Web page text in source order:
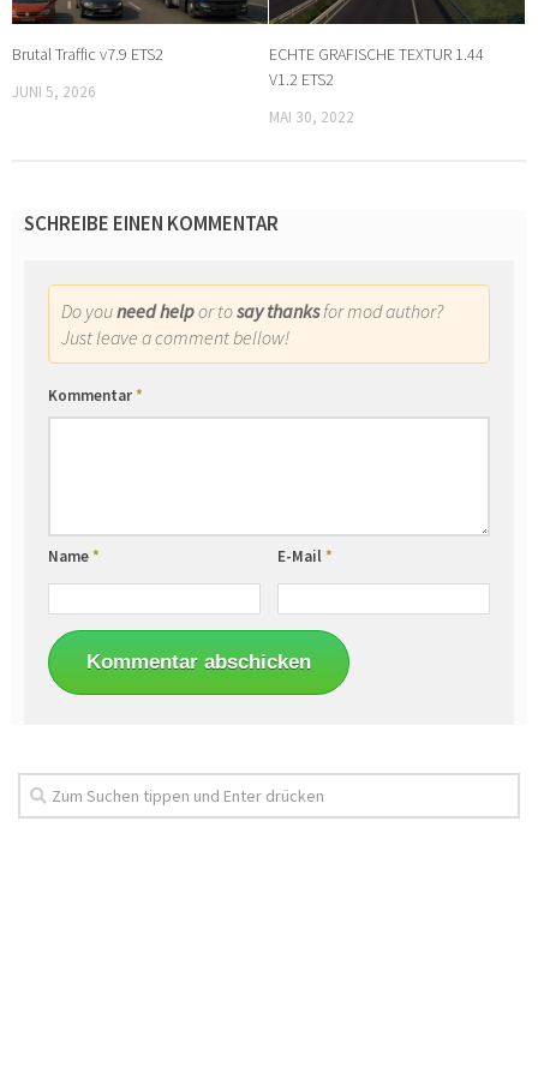
Brutal Traffic v7.9 ETS2
JUNI 5, 2026
ECHTE GRAFISCHE TEXTUR 1.44
V1.2 ETS2
MAI 30, 2022
SCHREIBE EINEN KOMMENTAR
Do youneed helpor tosay thanksfor mod author?
Just leave a comment bellow!
Kommentar*
Name* E-Mail*